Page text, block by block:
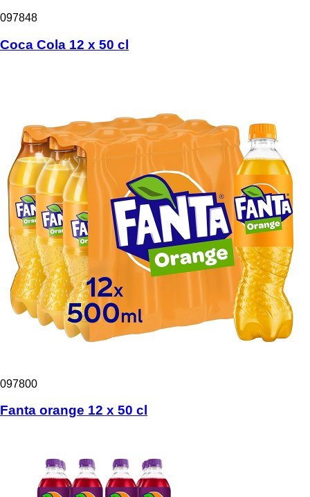
097848
Coca Cola 12 x 50 cl
097800
Fanta orange 12 x 50 cl